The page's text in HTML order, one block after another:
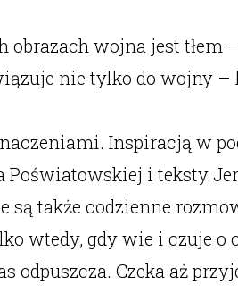
obrazach wojna jest tłem
nie tylko do wojny –
Inspiracją w
i teksty
także codzienne
wtedy, gdy wie i czuje o
odpuszcza. Czeka aż